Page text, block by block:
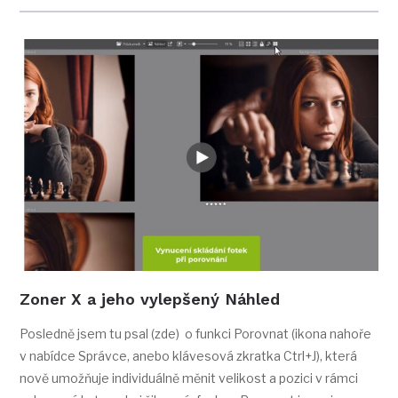
Zoner X a jeho vylepšený Náhled
Posledně jsem tu psal (zde) o funkci Porovnat (ikona nahoře
v nabídce Správce, anebo klávesová zkratka Ctrl+J), která
nově umožňuje individuálně měnit velikost a pozici v rámci